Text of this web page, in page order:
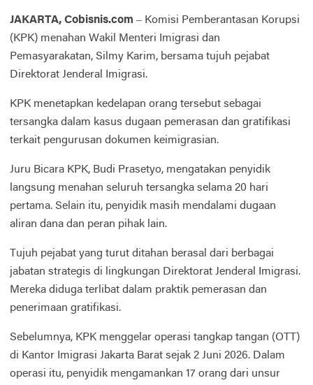
JAKARTA, Cobisnis.com – Komisi Pemberantasan Korupsi
(KPK) menahan Wakil Menteri Imigrasi dan
Pemasyarakatan, Silmy Karim, bersama tujuh pejabat
Direktorat Jenderal Imigrasi.
KPK menetapkan kedelapan orang tersebut sebagai
tersangka dalam kasus dugaan pemerasan dan gratifikasi
terkait pengurusan dokumen keimigrasian.
Juru Bicara KPK, Budi Prasetyo, mengatakan penyidik
langsung menahan seluruh tersangka selama 20 hari
pertama. Selain itu, penyidik masih mendalami dugaan
aliran dana dan peran pihak lain.
Tujuh pejabat yang turut ditahan berasal dari berbagai
jabatan strategis di lingkungan Direktorat Jenderal Imigrasi.
Mereka diduga terlibat dalam praktik pemerasan dan
penerimaan gratifikasi.
Sebelumnya, KPK menggelar operasi tangkap tangan (OTT)
di Kantor Imigrasi Jakarta Barat sejak 2 Juni 2026. Dalam
operasi itu, penyidik mengamankan 17 orang dari unsur